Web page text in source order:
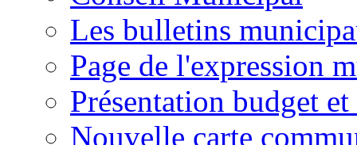
Les bulletins
Page de l'expression
Présentation budget
Nouvelle carte